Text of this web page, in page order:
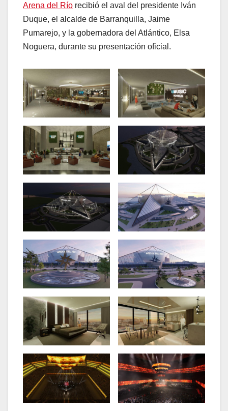
Arena del Río recibió el aval del presidente Iván
Duque, el alcalde de Barranquilla, Jaime
Pumarejo, y la gobernadora del Atlántico, Elsa
Noguera, durante su presentación oficial.